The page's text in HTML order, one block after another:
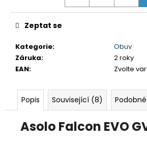
Kategorie:
Obuv
Záruka:
2 roky
EAN: Zvolte
Zeptat se
Popis Související (8)
Asolo Falcon EVO
3/4
KALHOTY
MISSY
FIALOVÉ
699
Kč
295